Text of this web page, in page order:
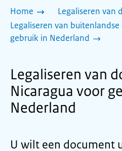
Home
Legaliseren van
Legaliseren van
gebruik in Nederland
Legaliseren van
Nicaragua voor
Nederland
U wilt een document